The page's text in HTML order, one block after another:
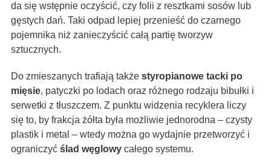
da się wstępnie oczyścić, czy folii z resztkami sosów lub
gęstych dań. Taki odpad lepiej przenieść do czarnego
pojemnika niż zanieczyścić całą partię tworzyw
sztucznych.
Do zmieszanych trafiają także styropianowe tacki po
mięsie, patyczki po lodach oraz różnego rodzaju bibułki i
serwetki z tłuszczem. Z punktu widzenia recyklera liczy
się to, by frakcja żółta była możliwie jednorodna – czysty
plastik i metal – wtedy można go wydajnie przetworzyć i
ograniczyć ślad węglowycałego systemu.